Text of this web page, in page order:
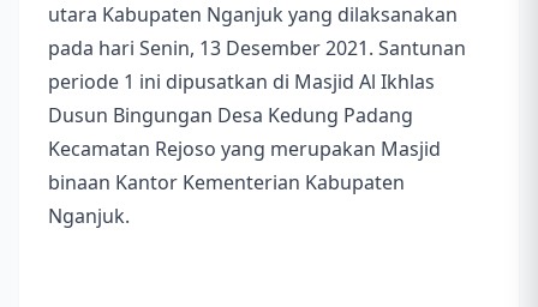
utara Kabupaten Nganjuk yang dilaksanakan
pada hari Senin, 13 Desember 2021. Santunan
periode 1 ini dipusatkan di Masjid Al Ikhlas
Dusun Bingungan Desa Kedung Padang
Kecamatan Rejoso yang merupakan Masjid
binaan Kantor Kementerian Kabupaten
Nganjuk.